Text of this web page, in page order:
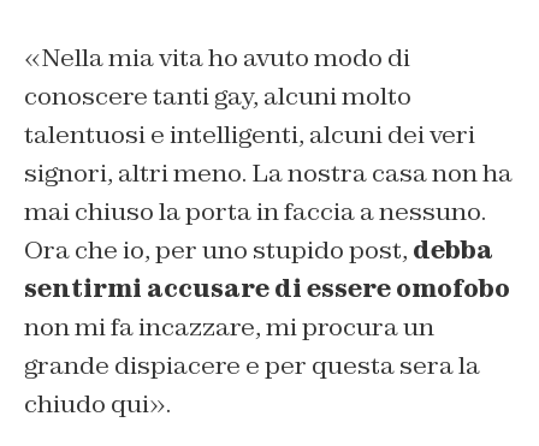
«Nella mia vita ho avuto modo di
conoscere tanti gay, alcuni molto
talentuosi e intelligenti, alcuni dei veri
signori, altri meno. La nostra casa non ha
mai chiuso la porta in faccia a nessuno.
Ora che io, per uno stupido post, debba
sentirmi accusare di essere omofobo
non mi fa incazzare, mi procura un
grande dispiacere e per questa sera la
chiudo qui».